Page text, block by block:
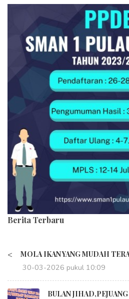
Berita Terbaru
< MOLA IKAN YANG MUDAH
30-03-2026 pukul 10:09
BULAN